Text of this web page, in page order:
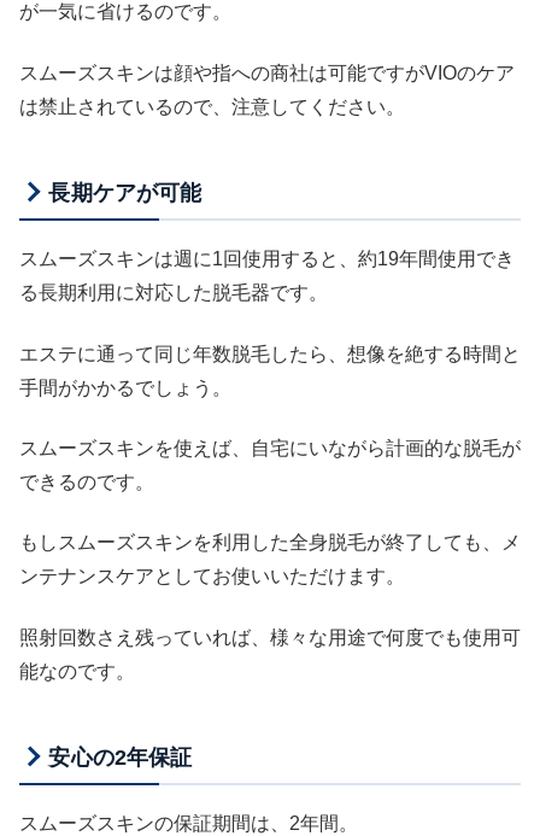
が一気に省けるのです。
スムーズスキンは顔や指への商社は可能ですがVIOのケア
は禁止されているので、注意してください。
長期ケアが可能
スムーズスキンは週に1回使用すると、約19年間使用でき
る長期利用に対応した脱毛器です。
エステに通って同じ年数脱毛したら、想像を絶する時間と
手間がかかるでしょう。
スムーズスキンを使えば、自宅にいながら計画的な脱毛が
できるのです。
もしスムーズスキンを利用した全身脱毛が終了しても、メ
ンテナンスケアとしてお使いいただけます。
照射回数さえ残っていれば、様々な用途で何度でも使用可
能なのです。
安心の2年保証
スムーズスキンの保証期間は、2年間。